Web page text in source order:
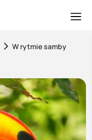
W rytmie samby